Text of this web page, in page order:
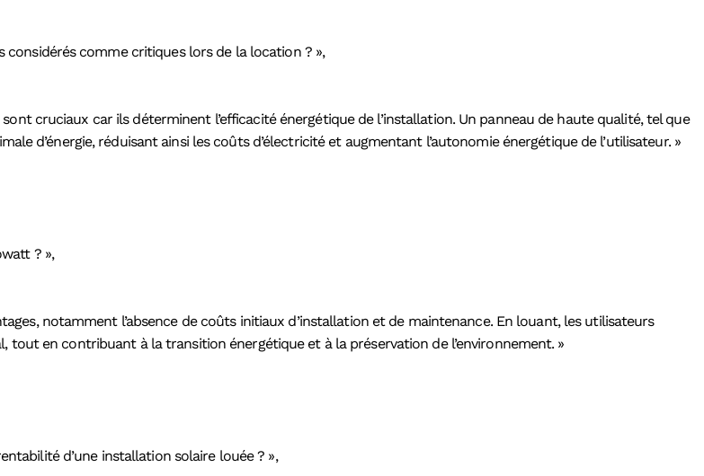
considérés comme critiques lors de la location ? »,
cruciaux car ils déterminent l’efficacité énergétique de l’installation. Un panneau de haute qualité, tel que
d’énergie, réduisant ainsi les coûts d’électricité et augmentant l’autonomie énergétique de l’utilisateur. »
? »,
notamment l’absence de coûts initiaux d’installation et de maintenance. En louant, les utilisateurs
en contribuant à la transition énergétique et à la préservation de l’environnement. »
d’une installation solaire louée ? »,